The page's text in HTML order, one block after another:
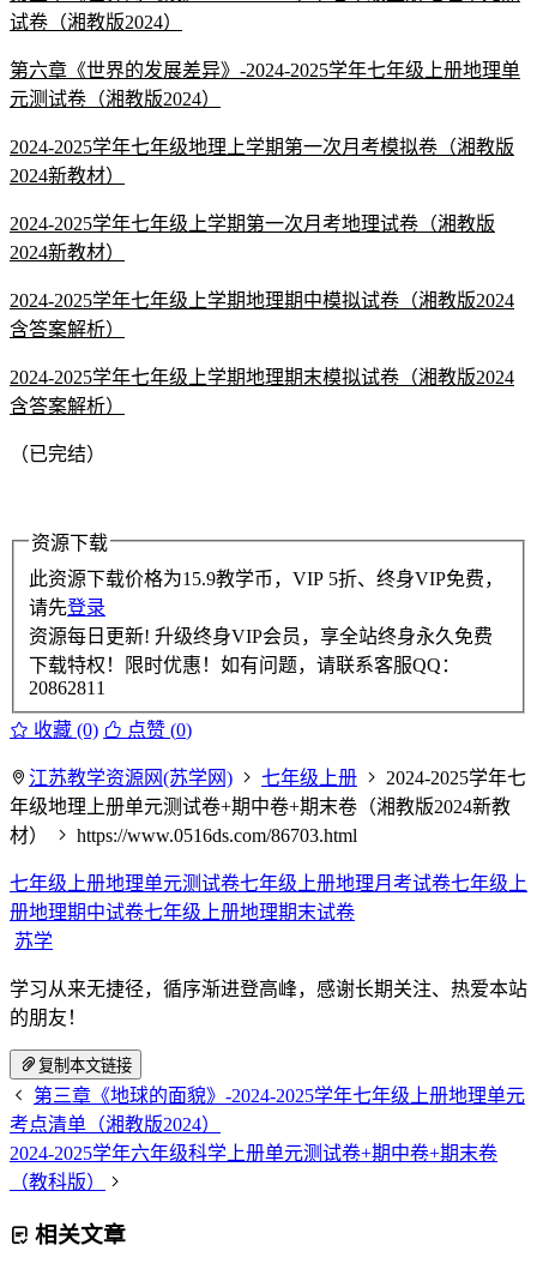
试卷（湘教版2024）
第六章《世界的发展差异》-2024-2025学年七年级上册地理单
元测试卷（湘教版2024）
2024-2025学年七年级地理上学期第一次月考模拟卷（湘教版
2024新教材）
2024-2025学年七年级上学期第一次月考地理试卷（湘教版
2024新教材）
2024-2025学年七年级上学期地理期中模拟试卷（湘教版2024
含答案解析）
2024-2025学年七年级上学期地理期末模拟试卷（湘教版2024
含答案解析）
（已完结）
资源下载
此资源下载价格为15.9教学币，VIP 5折、终身VIP免费，
请先登录
资源每日更新! 升级终身VIP会员，享全站终身永久免费
下载特权！限时优惠！如有问题，请联系客服QQ：
20862811
收藏 (0) 点赞 (0)
江苏教学资源网(苏学网) 七年级上册
2024-2025学年七
年级地理上册单元测试卷+期中卷+期末卷（湘教版2024新教
材）
https://www.0516ds.com/86703.html
七年级上册地理单元测试卷七年级上册地理月考试卷七年级上
册地理期中试卷七年级上册地理期末试卷
苏学
学习从来无捷径，循序渐进登高峰，感谢长期关注、热爱本站
的朋友！
复制本文链接
第三章《地球的面貌》-2024-2025学年七年级上册地理单元
考点清单（湘教版2024）
2024-2025学年六年级科学上册单元测试卷+期中卷+期末卷
（教科版）
相关文章